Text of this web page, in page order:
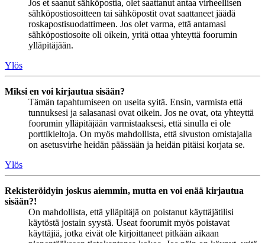
Jos et saanut sähköpostia, olet saattanut antaa virheellisen
sähköpostiosoitteen tai sähköpostit ovat saattaneet jäädä
roskapostisuodattimeen. Jos olet varma, että antamasi
sähköpostiosoite oli oikein, yritä ottaa yhteyttä foorumin
ylläpitäjään.
Ylös
Miksi en voi kirjautua sisään?
Tämän tapahtumiseen on useita syitä. Ensin, varmista että
tunnuksesi ja salasanasi ovat oikein. Jos ne ovat, ota yhteyttä
foorumin ylläpitäjään varmistaaksesi, että sinulla ei ole
porttikieltoja. On myös mahdollista, että sivuston omistajalla
on asetusvirhe heidän päässään ja heidän pitäisi korjata se.
Ylös
Rekisteröidyin joskus aiemmin, mutta en voi enää kirjautua
sisään?!
On mahdollista, että ylläpitäjä on poistanut käyttäjätilisi
käytöstä jostain syystä. Useat foorumit myös poistavat
käyttäjiä, jotka eivät ole kirjoittaneet pitkään aikaan